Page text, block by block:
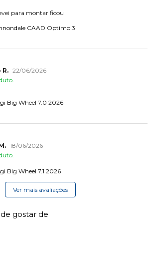
para montar ficou
CAAD Optimo 3
R. 22/06/2026
Big Wheel 7.0 2026
18/06/2026
Big Wheel 7.1 2026
Ver mais avaliações
gostar de